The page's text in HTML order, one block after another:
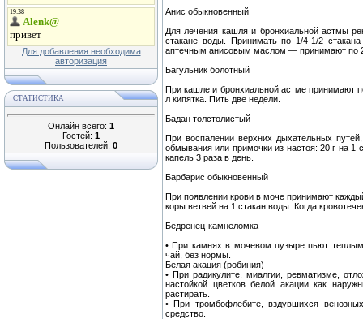
Для добавления необходима
авторизация
СТАТИСТИКА
Онлайн всего: 1
Гостей: 1
Пользователей: 0
Анис обыкновенный
Для лечения кашля и бронхиальной астмы
стакане воды. Принимать по 1/4-1/2
аптечным анисовым маслом — принимают по
Багульник болотный
При кашле и бронхиальной астме принимают
л кипятка. Пить две недели.
Бадан толстолистый
При воспалении верхних дыхательных
обмывания или примочки из настоя: 20 г на 1
капель 3 раза в день.
Барбарис обыкновенный
При появлении крови в моче принимают
коры ветвей на 1 стакан воды. Когда
Бедренец-камнеломка
• При камнях в мочевом пузыре пьют
чай, без нормы.
Белая акация (робиния)
• При радикулите, миалгии, ревматизме,
настойкой цветков белой акации как
растирать.
• При тромбофлебите, вздувшихся
средство.